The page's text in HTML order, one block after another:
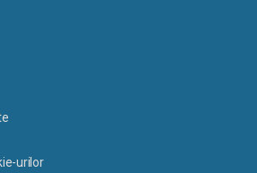
urilor